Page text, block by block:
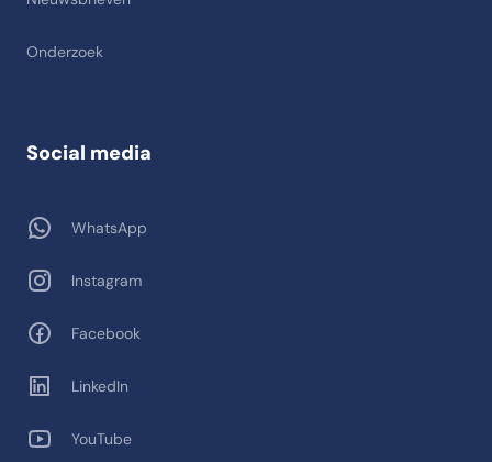
Onderzoek
Social media
WhatsApp
Instagram
Facebook
LinkedIn
YouTube